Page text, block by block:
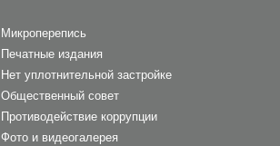
Микроперепись
Печатные издания
Нет уплотнительной застройке
Общественный совет
Противодействие коррупции
Фото и видеогалерея